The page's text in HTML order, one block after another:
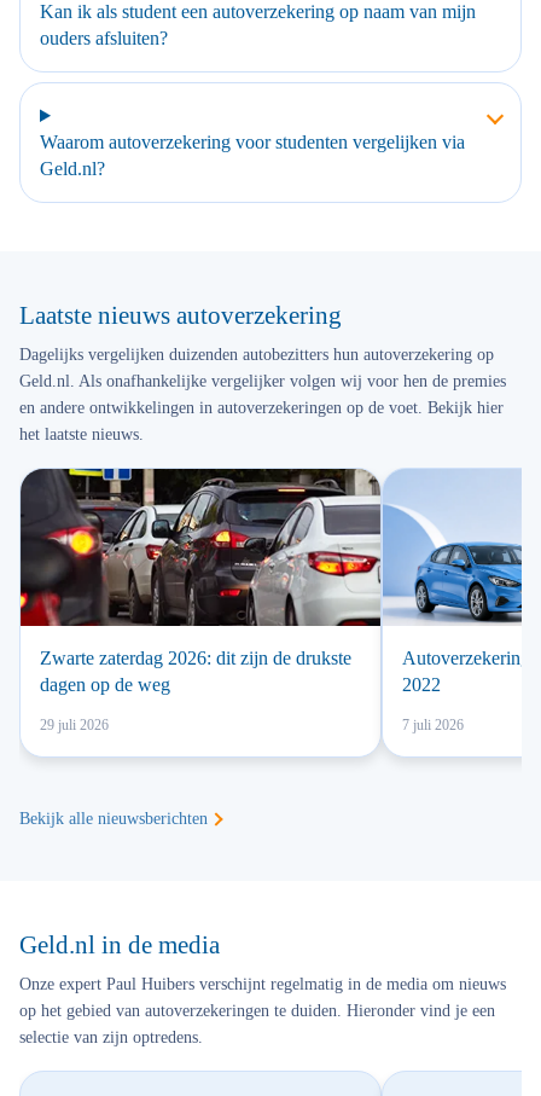
Kan ik als student een autoverzekering op naam van mijn
ouders afsluiten?
Waarom autoverzekering voor studenten vergelijken via
Geld.nl?
Laatste nieuws autoverzekering
Dagelijks vergelijken duizenden autobezitters hun autoverzekering op
Geld.nl. Als onafhankelijke vergelijker volgen wij voor hen de premies
en andere ontwikkelingen in autoverzekeringen op de voet. Bekijk hier
het laatste nieuws.
Zwarte zaterdag 2026: dit zijn de drukste
dagen op de weg
29 juli 2026
Autoverzekering
2022
7 juli 2026
Bekijk alle nieuwsberichten
Geld.nl in de media
Onze expert Paul Huibers verschijnt regelmatig in de media om nieuws
op het gebied van autoverzekeringen te duiden. Hieronder vind je een
selectie van zijn optredens.